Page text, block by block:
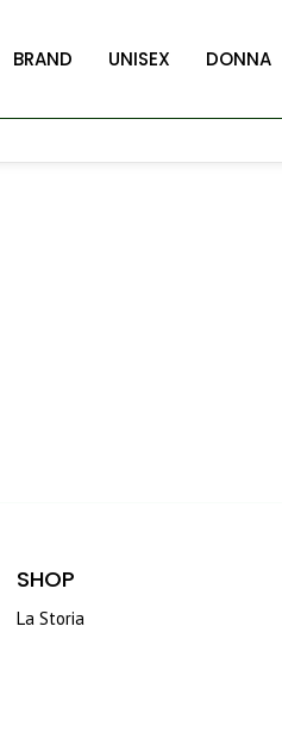
BRAND UNISEX DONNA
SHOP
La Storia